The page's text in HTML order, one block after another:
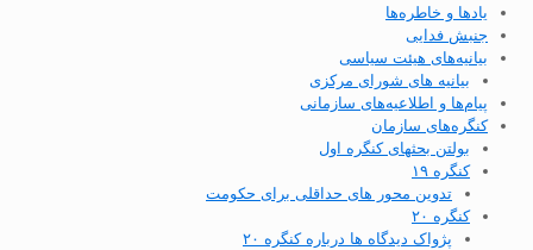
یادها و خاطره‌ها
جنبش فدایی
بیانیه‌های هیئت سیاسی
بیانیه های شورای مرکزی
پیام‌ها و اطلاعیه‌های سازمانی
کنگره‌های سازمان
بولتن بحثهای کنگره اول
کنگره ۱۹
تدوین محور های حداقلی برای حکومت
کنگره ۲۰
پژواک دیدگاه ها درباره کنگره ۲۰